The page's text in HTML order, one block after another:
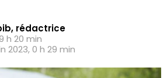
rédactrice
h 20 min
2023, 0 h 29 min